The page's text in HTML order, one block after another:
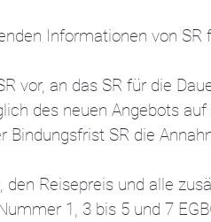
Informationen von SR
vor, an das SR für die
des neuen Angebots auf
SR die
Reisepreis und alle
1, 3 bis 5 und 7